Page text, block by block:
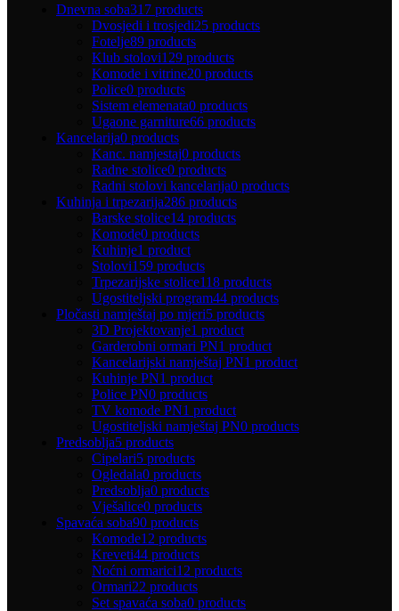
Dnevna soba317 products
Dvosjedi i trosjedi25 products
Fotelje89 products
Klub stolovi129 products
Komode i vitrine20 products
Police0 products
Sistem elemenata0 products
Ugaone garniture66 products
Kancelarija0 products
Kanc. namjestaj0 products
Radne stolice0 products
Radni stolovi kancelarija0 products
Kuhinja i trpezarija286 products
Barske stolice14 products
Komode0 products
Kuhinje1 product
Stolovi159 products
Trpezarijske stolice118 products
Ugostiteljski program44 products
Pločasti namještaj po mjeri5 products
3D Projektovanje1 product
Garderobni ormari PN1 product
Kancelarijski namještaj PN1 product
Kuhinje PN1 product
Police PN0 products
TV komode PN1 product
Ugostiteljski namještaj PN0 products
Predsoblja5 products
Cipelari5 products
Ogledala0 products
Predsoblja0 products
Vješalice0 products
Spavaća soba90 products
Komode12 products
Kreveti44 products
Noćni ormarici12 products
Ormari22 products
Set spavaća soba0 products